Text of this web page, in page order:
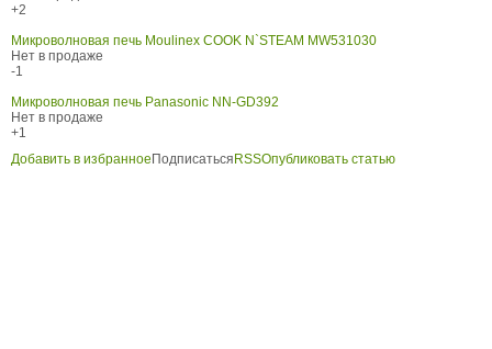
+2
Микроволновая печь Moulinex COOK N`STEAM MW531030
Нет в продаже
-1
Микроволновая печь Panasonic NN-GD392
Нет в продаже
+1
Добавить в избранное Подписаться RSSОпубликовать статью